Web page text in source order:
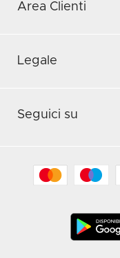
Area Clienti
Legale
Seguici su